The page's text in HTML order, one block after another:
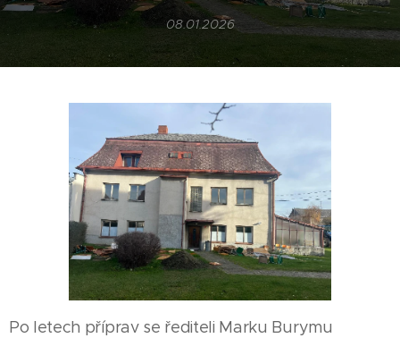
08.01.2026
Po letech příprav se řediteli Marku Burymu